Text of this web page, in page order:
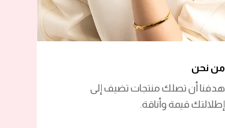
من نحن
هدفنا أن تصلك منتجات تضيف إلى
إطلالتك قيمة وأناقة.